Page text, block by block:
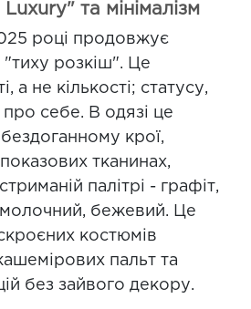
та мінімалізм
році продовжує
розкіш". Це
а не кількості; статусу,
себе. В одязі це
крої,
тканинах,
палітрі - графіт,
молочний, бежевий. Це
костюмів
пальт та
без зайвого декору.